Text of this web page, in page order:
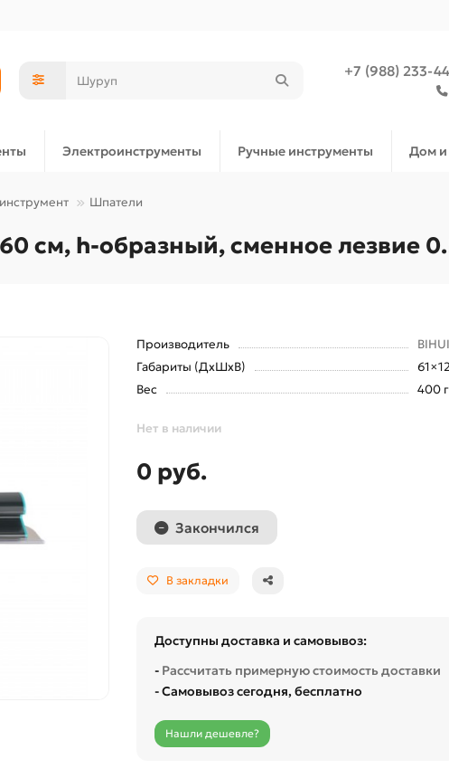
+7 (988) 233-
Электроинструменты Ручные инструменты Дом и
Шпатели
см, h-образный, сменное лезвие
Производитель
BIHUI
Габариты (ДхШхВ)
Вес
400 г
Нет в наличии
0 руб.
Закончился
В закладки
Доступны доставка и самовывоз:
- Рассчитать примерную стоимость доставки
- Самовывоз сегодня, бесплатно
Нашли дешевле?